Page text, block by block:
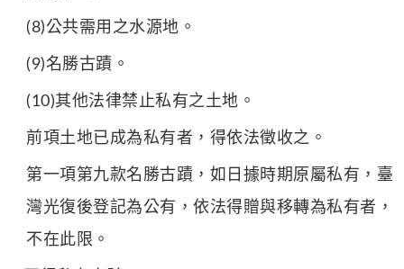
(8)公共需用之水源地。
(9)名勝古蹟。
(10)其他法律禁止私有之土地。
前項土地已成為私有者，得依法徵收之。
第一項第九款名勝古蹟，如日據時期原屬私有，臺
灣光復後登記為公有，依法得贈與移轉為私有者，
不在此限。